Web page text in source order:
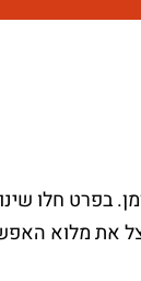
בפרט חלו
את מלוא